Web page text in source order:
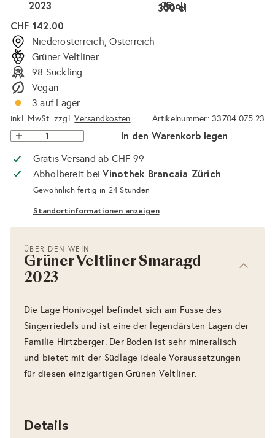
75 cl
150 cl
300 cl
2023
Normaler
Preis
CHF 142.00
Niederösterreich, Österreich
Grüner Veltliner
98 Suckling
Vegan
3 auf Lager
inkl. MwSt. zzgl.Versandkosten Artikelnummer: 33704.075.23
In den Warenkorb legen
Gratis Versand ab CHF 99
Abholbereit beiVinothek Brancaia Zürich
Gewöhnlich fertig in 24 Stunden
Standortinformationen anzeigen
ÜBER DEN WEIN
Grüner Veltliner Smaragd
2023
Die Lage Honivogel befindet sich am Fusse des
Singerriedels und ist eine der legendärsten Lagen der
Familie Hirtzberger. Der Boden ist sehr mineralisch
und bietet mit der Südlage ideale Voraussetzungen
für diesen einzigartigen Grünen Veltliner.
Details